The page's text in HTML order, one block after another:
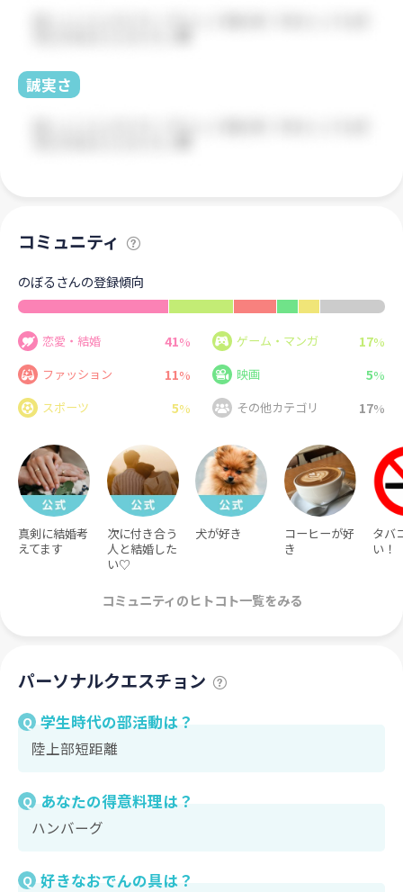
誠実さ
コミュニティ
のぼるさんの登録傾向
恋愛・結婚 41% ゲーム・マンガ 17%
ファッション
11% 映画 5%
スポーツ
5% その他カテゴリ 17%
真剣に結婚考
えてます
次に付き合う
人と結婚した
い♡
犬が好き
コーヒーが好
き
タバ
い！
コミュニティのヒトコト一覧をみる
パーソナルクエスチョン
Q 学生時代の部活動は？
陸上部短距離
Q あなたの得意料理は？
ハンバーグ
Q 好きなおでんの具は？